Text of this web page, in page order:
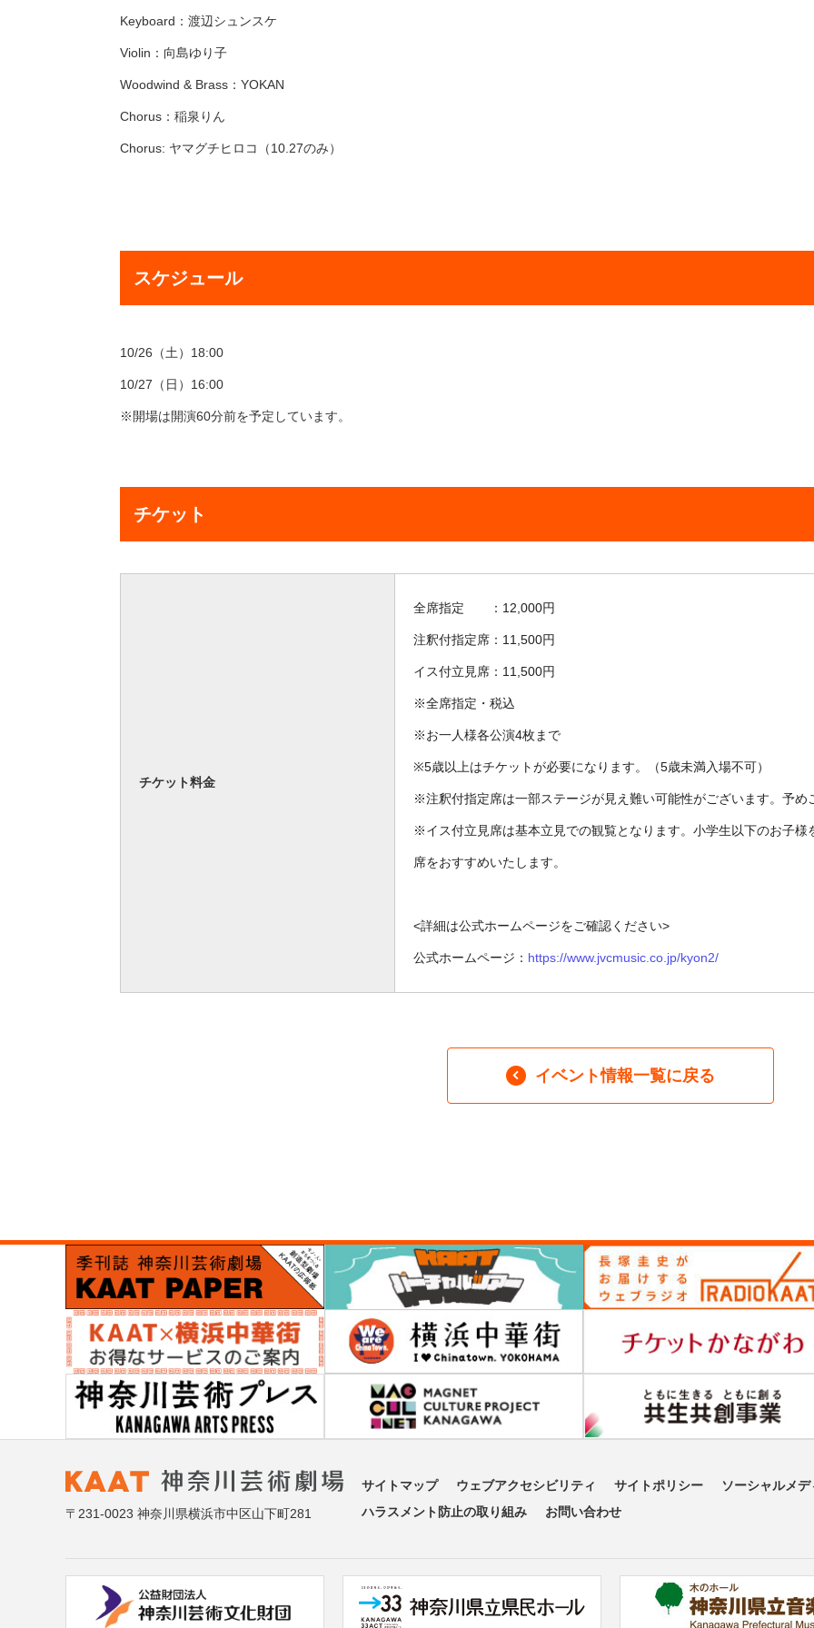
Keyboard：渡辺シュンスケ
Violin：向島ゆり子
Woodwind & Brass：YOKAN
Chorus：稲泉りん
Chorus: ヤマグチヒロコ（10.27のみ）
スケジュール
10/26（土）18:00
10/27（日）16:00
※開場は開演60分前を予定しています。
チケット
チケット料金
全席指定 ：12,000円
注釈付指定席：11,500円
イス付立見席：11,500円
※全席指定・税込
※お一人様各公演4枚まで
※5歳以上はチケットが必要になります。（5歳未満入場不可）
※注釈付指定席は一部ステージが見え難い可能性がございます。予め
※イス付立見席は基本立見での観覧となります。小学生以下のお子
席をおすすめいたします。
<詳細は公式ホームページをご確認ください>
公式ホームページ： https://www.jvcmusic.co.jp/kyon2/
イベント情報一覧に戻る
〒231-0023 神奈川県横浜市中区山下町281
サイトマップ ウェブアクセシビリティ サイトポリシー ソーシャルメ
ハラスメント防止の取り組み
お問い合わせ